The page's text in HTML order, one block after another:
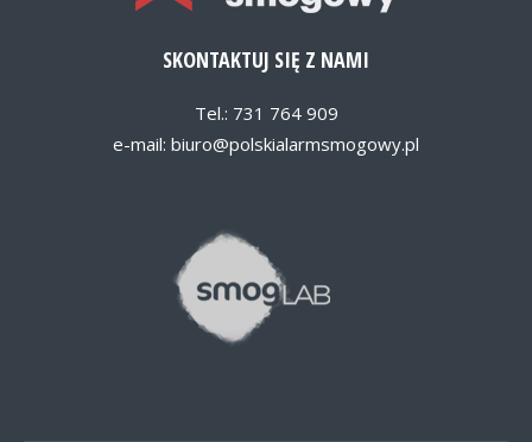
SKONTAKTUJ SIĘ Z NAMI
Tel.: 731 764 909
e-mail: biuro@polskialarmsmogowy.pl